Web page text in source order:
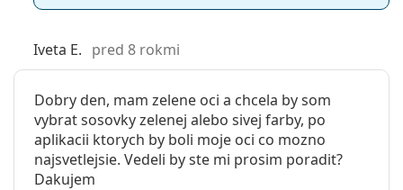
Iveta E. pred 8 rokmi
Dobry den, mam zelene oci a chcela by som
vybrat sosovky zelenej alebo sivej farby, po
aplikacii ktorych by boli moje oci co mozno
najsvetlejsie. Vedeli by ste mi prosim poradit?
Dakujem